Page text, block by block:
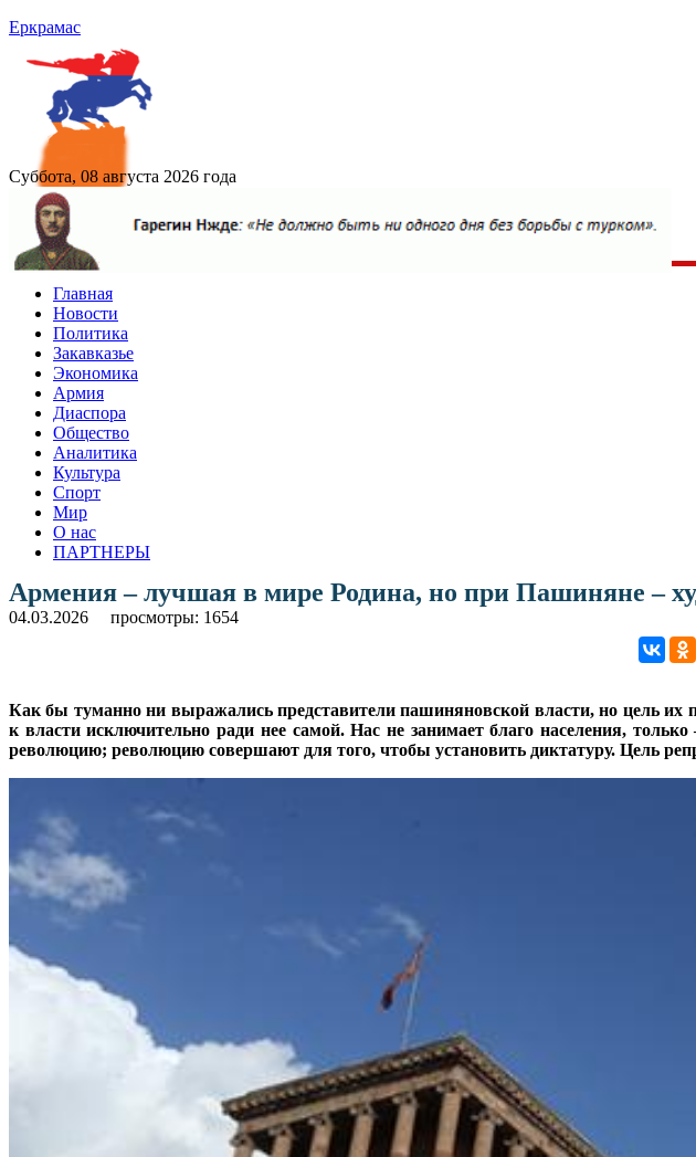
Еркрамас
Суббота, 08 августа 2026 года
Главная
Новости
Политика
Закавказье
Экономика
Армия
Диаспора
Общество
Аналитика
Культура
Спорт
Мир
О нас
ПАРТНЕРЫ
Армения – лучшая в мире Родина, но при Пашиняне –
04.03.2026 просмотры: 1654
Как бы туманно ни выражались представители пашиняновской власти, но цель их
к власти исключительно ради нее самой. Нас не занимает благо населения,
революцию; революцию совершают для того, чтобы установить диктатуру. Цель